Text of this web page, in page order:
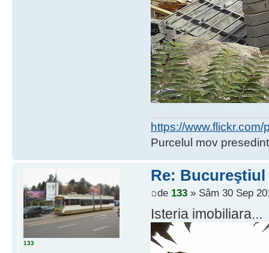
https://
Purcelul mov
Re:
de 133» Sâm 30 Sep
Isteria imobiliara...
133